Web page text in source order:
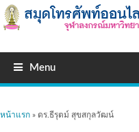
Menu
คุณอยู่ที่นี่
หน้าแรก » ดร.ธีรุตม์ สุขสกุลวัฒน์